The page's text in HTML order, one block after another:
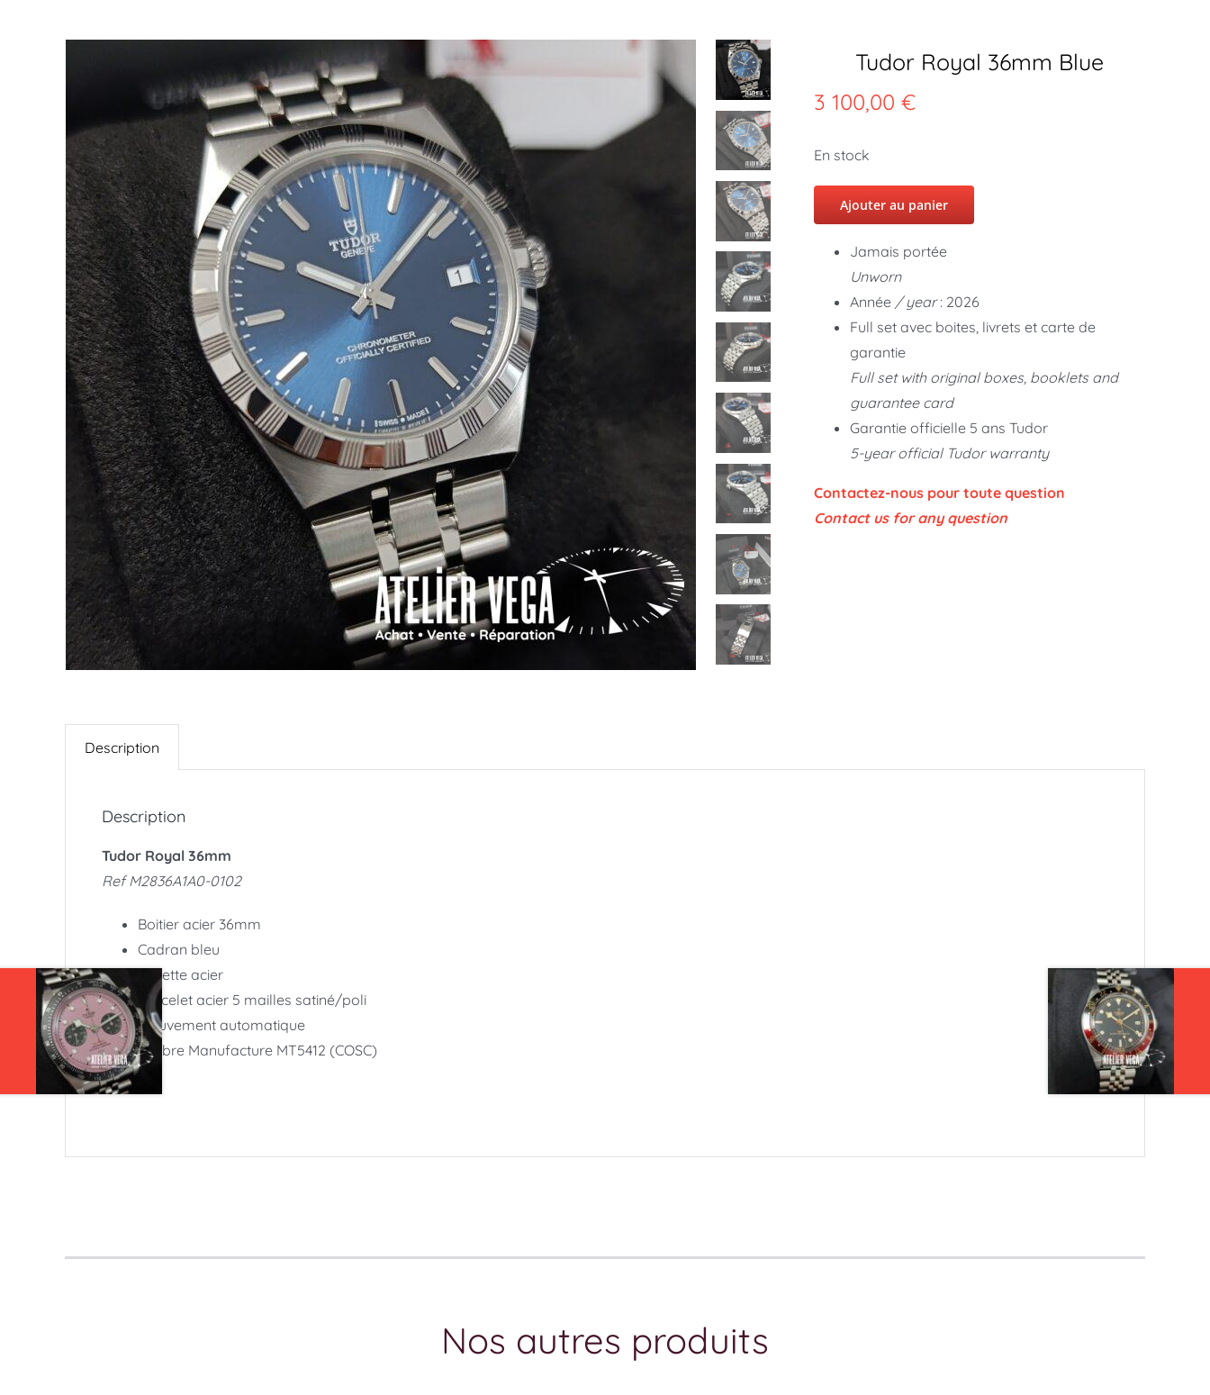
Tudor Royal 36mm Blue
3 100,00 €
En stock
Ajouter au panier
Jamais portée
Unworn
Année / year: 2026
Full set avec boites, livrets et carte de
garantie
Full set with original boxes, booklets and
guarantee card
Garantie officielle 5 ans Tudor
5-year official Tudor warranty
Contactez-nous pour toute question
Contact us for any question
Description
Description
Tudor Royal 36mm
Ref M2836A1A0-0102
Boitier acier 36mm
Cadran bleu
Lunette acier
Bracelet acier 5 mailles satiné/poli
Mouvement automatique
Calibre Manufacture MT5412 (COSC)
Nos autres produits